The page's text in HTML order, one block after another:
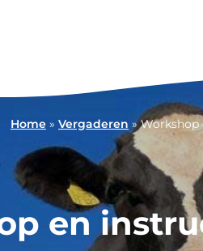
Home » Vergaderen »
en